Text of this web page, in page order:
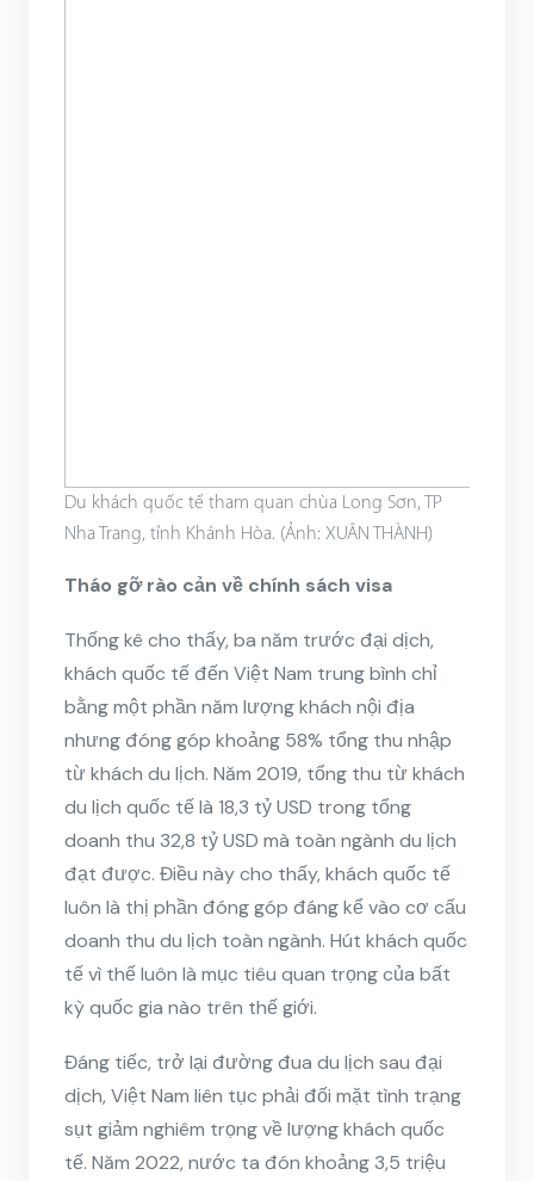
Du khách quốc tế tham quan chùa Long Sơn, TP
Nha Trang, tỉnh Khánh Hòa. (Ảnh: XUÂN THÀNH)
Tháo gỡ rào cản về chính sách visa
Thống kê cho thấy, ba năm trước đại dịch,
khách quốc tế đến Việt Nam trung bình chỉ
bằng một phần năm lượng khách nội địa
nhưng đóng góp khoảng 58% tổng thu nhập
từ khách du lịch. Năm 2019, tổng thu từ khách
du lịch quốc tế là 18,3 tỷ USD trong tổng
doanh thu 32,8 tỷ USD mà toàn ngành du lịch
đạt được. Điều này cho thấy, khách quốc tế
luôn là thị phần đóng góp đáng kể vào cơ cấu
doanh thu du lịch toàn ngành. Hút khách quốc
tế vì thế luôn là mục tiêu quan trọng của bất
kỳ quốc gia nào trên thế giới.
Đáng tiếc, trở lại đường đua du lịch sau đại
dịch, Việt Nam liên tục phải đối mặt tình trạng
sụt giảm nghiêm trọng về lượng khách quốc
tế. Năm 2022, nước ta đón khoảng 3,5 triệu